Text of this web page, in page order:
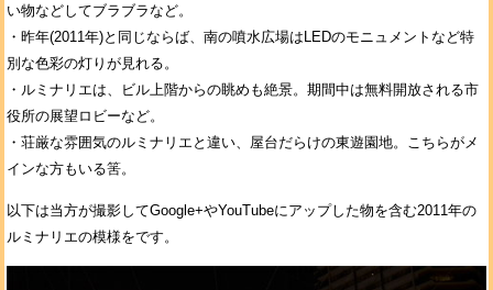
い物などしてブラブラなど。
・昨年(2011年)と同じならば、南の噴水広場はLEDのモニュメントなど特
別な色彩の灯りが見れる。
・ルミナリエは、ビル上階からの眺めも絶景。期間中は無料開放される市
役所の展望ロビーなど。
・荘厳な雰囲気のルミナリエと違い、屋台だらけの東遊園地。こちらがメ
インな方もいる筈。
以下は当方が撮影してGoogle+やYouTubeにアップした物を含む2011年の
ルミナリエの模様をです。